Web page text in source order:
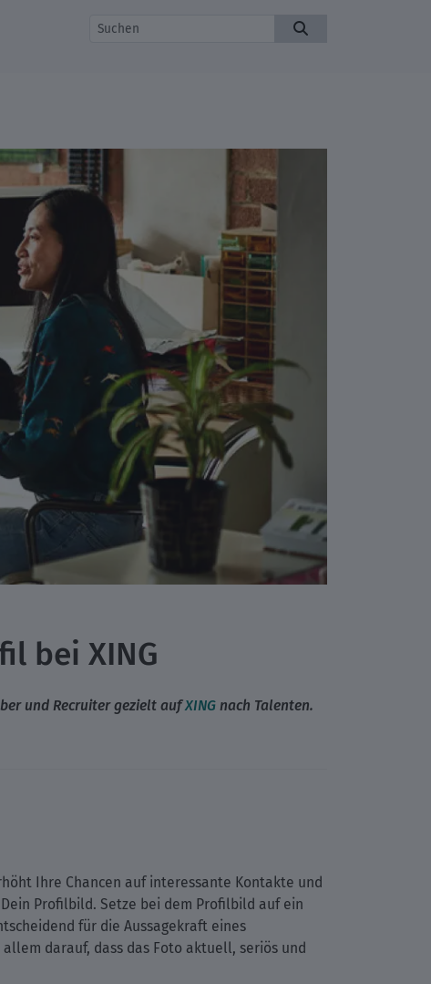
bei XING
und Recruiter gezielt aufXINGnach Talenten.
Ihre Chancen auf interessante Kontakte und
Profilbild. Setze bei dem Profilbild auf ein
für die Aussagekraft eines
darauf, dass das Foto aktuell, seriös und